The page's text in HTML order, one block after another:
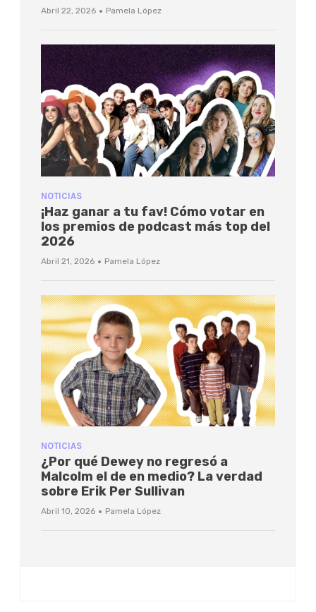
Abril 22, 2026 · Pamela López
NOTICIAS
¡Haz ganar a tu fav! Cómo votar en
los premios de podcast más top del
2026
Abril 21, 2026 · Pamela López
NOTICIAS
¿Por qué Dewey no regresó a
Malcolm el de en medio? La verdad
sobre Erik Per Sullivan
Abril 10, 2026 · Pamela López